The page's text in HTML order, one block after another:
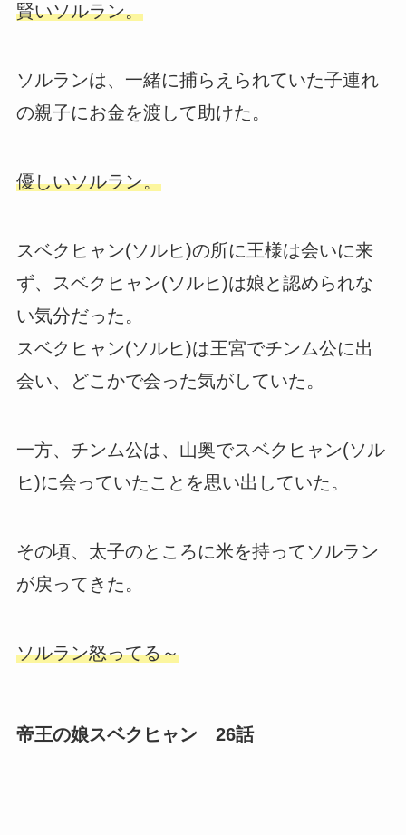
賢いソルラン。
ソルランは、一緒に捕らえられていた子連れ
の親子にお金を渡して助けた。
優しいソルラン。
スベクヒャン(ソルヒ)の所に王様は会いに来
ず、スベクヒャン(ソルヒ)は娘と認められな
い気分だった。
スベクヒャン(ソルヒ)は王宮でチンム公に出
会い、どこかで会った気がしていた。
一方、チンム公は、山奥でスベクヒャン(ソル
ヒ)に会っていたことを思い出していた。
その頃、太子のところに米を持ってソルラン
が戻ってきた。
ソルラン怒ってる～
帝王の娘スベクヒャン 26話